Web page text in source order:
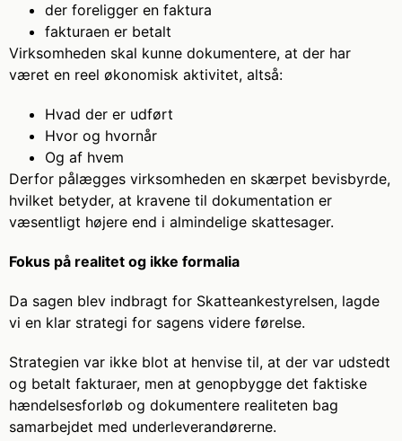
der foreligger en faktura
fakturaen er betalt
Virksomheden skal kunne dokumentere, at der har
været en reel økonomisk aktivitet, altså:
Hvad der er udført
Hvor og hvornår
Og af hvem
Derfor pålægges virksomheden en skærpet bevisbyrde,
hvilket betyder, at kravene til dokumentation er
væsentligt højere end i almindelige skattesager.
Fokus på realitet og ikke formalia
Da sagen blev indbragt for Skatteankestyrelsen, lagde
vi en klar strategi for sagens videre førelse.
Strategien var ikke blot at henvise til, at der var udstedt
og betalt fakturaer, men at genopbygge det faktiske
hændelsesforløb og dokumentere realiteten bag
samarbejdet med underleverandørerne.